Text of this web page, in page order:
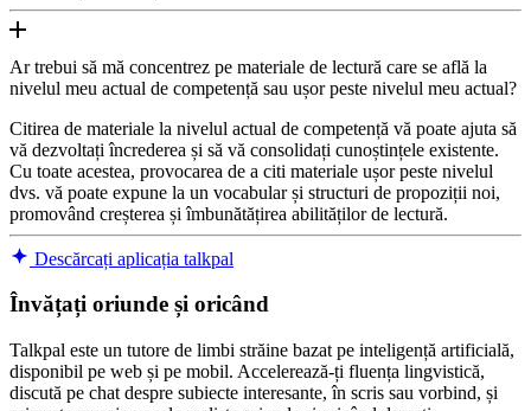
Ar trebui să mă concentrez pe materiale de lectură care se află la
nivelul meu actual de competență sau ușor peste nivelul meu actual?
Citirea de materiale la nivelul actual de competență vă poate ajuta să
vă dezvoltați încrederea și să vă consolidați cunoștințele existente.
Cu toate acestea, provocarea de a citi materiale ușor peste nivelul
dvs. vă poate expune la un vocabular și structuri de propoziții noi,
promovând creșterea și îmbunătățirea abilităților de lectură.
Descărcați aplicația talkpal
Învățați oriunde și oricând
Talkpal este un tutore de limbi străine bazat pe inteligență artificială,
disponibil pe web și pe mobil. Accelerează-ți fluența lingvistică,
discută pe chat despre subiecte interesante, în scris sau vorbind, și